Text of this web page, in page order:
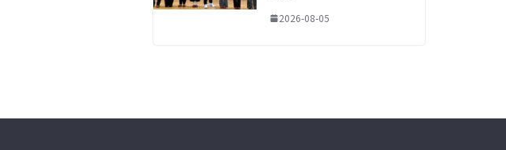
2026-08-05